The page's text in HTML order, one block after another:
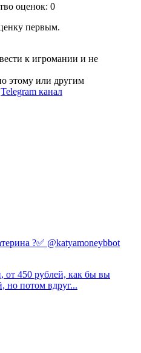
оценок: 0
первым.
к игромании и не
этому или другим
Telegram канал
?✅ @katyamoneybbot
от 450 рублей, как бы вы
но потом вдруг...